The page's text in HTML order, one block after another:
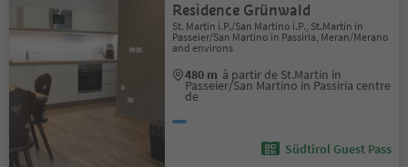
Residence Grünwald
St. Martin i.P./San Martino i.P., St.Martin in
Passeier/San Martino in Passiria, Meran/Merano
and environs
480 m à partir de St.Martin in
Passeier/San Martino in Passiria centre
de
Südtirol Guest Pass